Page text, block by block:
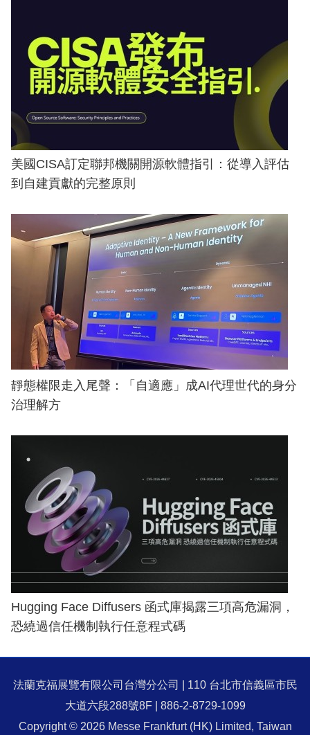
美國CISA訂定聯邦機關開源軟體指引：從導入評估
到自建貢獻的完整原則
靜態權限走入尾聲：「自適應」成AI代理世代的身分
治理解方
Hugging Face Diffusers 函式庫揭露三項高危漏洞，
恐繞過信任機制執行任意程式碼
法蘭克福展覽有限公司台灣分公司 | 110 台北市信義區市民
大道六段288號8F | 886-2-8729-1099
Copyright © 2026 Messe Frankfurt (HK) Limited, Taiwan